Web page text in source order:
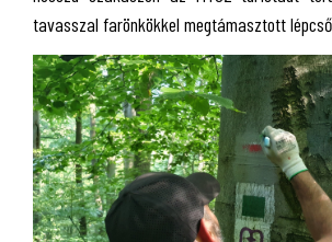
tavasszal farönkökkel megtámasztott